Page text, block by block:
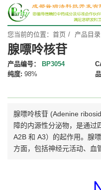
您当前的位置： 首页 产品目录
腺嘌呤核苷
产品编号： BP3054
纯度: 98%
腺嘌呤核苷 (Adenine
障的内源性分泌物，是通过
A2B 和 A3）的起作用。腺
方面，包括神经元活动、血